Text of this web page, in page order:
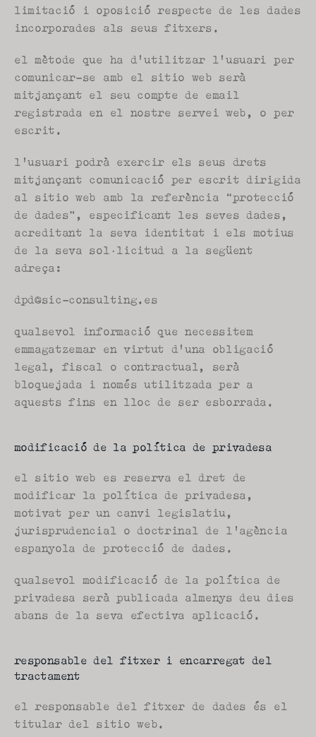
limitació i oposició respecte de les dades
incorporades als seus fitxers.
el mètode que ha d'utilitzar l'usuari per
comunicar-se amb el sitio web serà
mitjançant el seu compte de email
registrada en el nostre servei web, o per
escrit.
l'usuari podrà exercir els seus drets
mitjançant comunicació per escrit dirigida
al sitio web amb la referència “protecció
de dades”, especificant les seves dades,
acreditant la seva identitat i els motius
de la seva sol·licitud a la següent
adreça:
dpd@sic-consulting.es
qualsevol informació que necessitem
emmagatzemar en virtut d'una obligació
legal, fiscal o contractual, serà
bloquejada i només utilitzada per a
aquests fins en lloc de ser esborrada.
modificació de la política de privadesa
el sitio web es reserva el dret de
modificar la política de privadesa,
motivat per un canvi legislatiu,
jurisprudencial o doctrinal de l'agència
espanyola de protecció de dades.
qualsevol modificació de la política de
privadesa serà publicada almenys deu dies
abans de la seva efectiva aplicació.
responsable del fitxer i encarregat del
tractament
el responsable del fitxer de dades és el
titular del sitio web.